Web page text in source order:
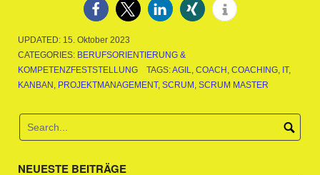
UPDATED: 15. Oktober 2023
CATEGORIES: BERUFSORIENTIERUNG &
KOMPETENZFESTSTELLUNG
TAGS:AGIL, COACH , COACHING, IT,
KANBAN , PROJEKTMANAGEMENT, SCRUM , SCRUM MASTER
NEUESTE BEITRÄGE